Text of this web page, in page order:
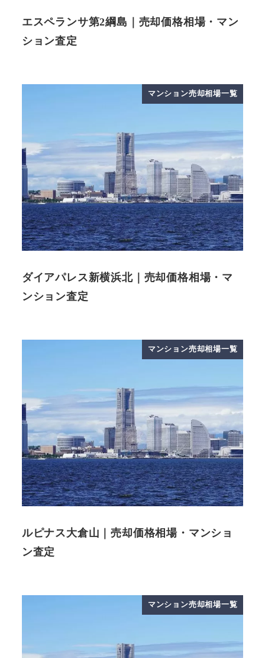
エスペランサ第2綱島｜売却価格相場・マン
ション査定
マンション売却相場一覧
ダイアパレス新横浜北｜売却価格相場・マ
ンション査定
マンション売却相場一覧
ルピナス大倉山｜売却価格相場・マンショ
ン査定
マンション売却相場一覧